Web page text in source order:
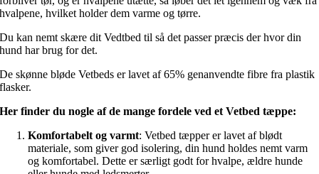
hvalpene, hvilket holder dem varme og tørre.
Du kan nemt skære dit Vedtbed til så det passer præcis der hvor din
hund har brug for det.
De skønne bløde Vetbeds er lavet af 65% genanvendte fibre fra plastik
flasker.
Her finder du nogle af de mange fordele ved et Vetbed tæppe:
Komfortabelt og varmt: Vetbed tæpper er lavet af blødt
materiale, som giver god isolering, din hund holdes nemt varm
og komfortabel. Dette er særligt godt for hvalpe, ældre hunde